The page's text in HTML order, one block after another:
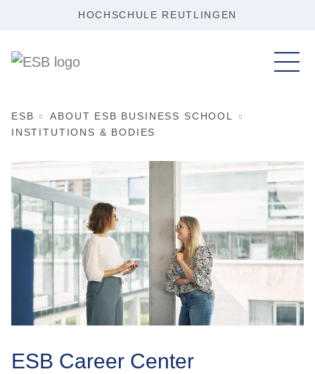
HOCHSCHULE REUTLINGEN
ESB
ABOUT ESB BUSINESS SCHOOL
INSTITUTIONS & BODIES
ESB Career Center